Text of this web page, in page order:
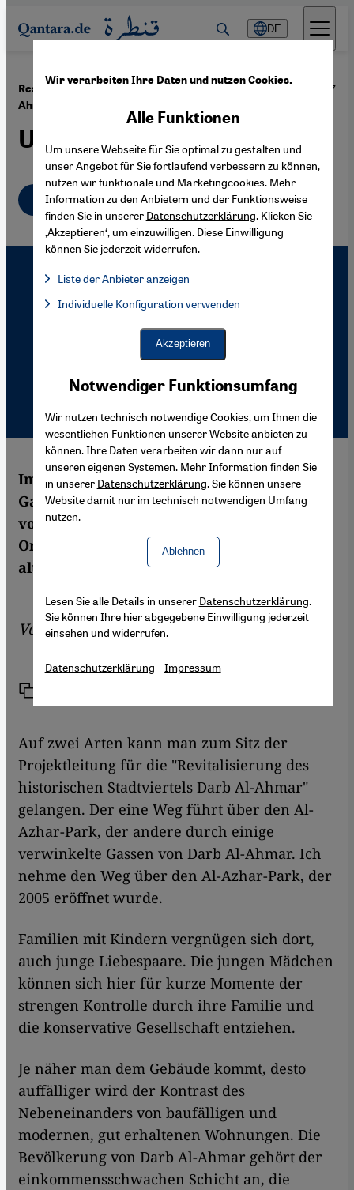
Direkt zum Inhalt springen
DE
Restaurierung des Kairiner Stadtviertels Darb al-
Ahmar
·11.04.2007
Umdenken auf allen Ebenen
Deutsch
Im Stadtviertel Darb Al-Ahmar (Rote
Gasse), im Herzen der islamischen Altstadt
von Kairo, kooperieren internationale
Organisationen bei der Restaurierung der
alten Bausubstanz.
VonNelly Youssef
Auf zwei Arten kann man zum Sitz der
Projektleitung für die "Revitalisierung des
historischen Stadtviertels Darb Al-Ahmar"
gelangen. Der eine Weg führt über den Al-
Azhar-Park, der andere durch einige
verwinkelte Gassen von Darb Al-Ahmar. Ich
nehme den Weg über den Al-Azhar-Park, der
2005 eröffnet wurde.
Familien mit Kindern vergnügen sich dort,
auch junge Liebespaare. Die jungen Mädchen
können sich hier für kurze Momente der
strengen Kontrolle durch ihre Familie und
die konservative Gesellschaft entziehen.
Je näher man dem Gebäude kommt, desto
auffälliger wird der Kontrast des
Nebeneinanders von baufälligen und
modernen, gut erhaltenen Wohnungen. Die
Bevölkerung von Darb Al-Ahmar gehört der
einkommensschwachen Schicht an, die
Wir verarbeiten Ihre Daten und nutzen Cookies.
Notwendiger Funktionsumfang
Wir nutzen technisch notwendige Cookies, um Ihnen die
wesentlichen Funktionen unserer Website anbieten zu
können. Ihre Daten verarbeiten wir dann nur auf
unseren eigenen Systemen. Mehr Information finden Sie
in unserer Datenschutzerklärung. Sie können unsere
Website damit nur im technisch notwendigen Umfang
nutzen.
Ablehnen
Alle Funktionen
Um unsere Webseite für Sie optimal zu gestalten und
unser Angebot für Sie fortlaufend verbessern zu können,
nutzen wir funktionale und Marketingcookies. Mehr
Information zu den Anbietern und der Funktionsweise
finden Sie in unserer Datenschutzerklärung. Klicken Sie
‚Akzeptieren‘, um einzuwilligen. Diese Einwilligung
können Sie jederzeit widerrufen.
Liste der Anbieter anzeigen
Facebook Embed / Facebook Connect, Google Maps Embed,
Facebook Embed / Facebook Connect
Google Maps Embed
Individuelle Konfiguration verwenden
Akzeptieren
Lesen Sie alle Details in unserer Datenschutzerklärung.
Sie können Ihre hier abgegebene Einwilligung jederzeit
einsehen und widerrufen.
Datenschutzerklärung Impressum